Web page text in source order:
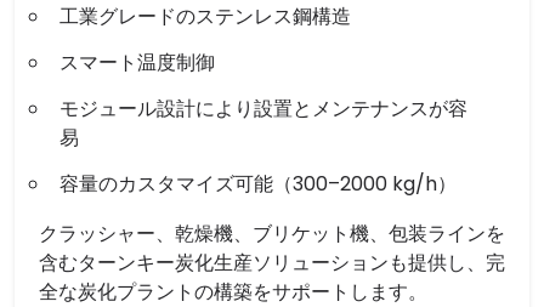
工業グレードのステンレス鋼構造
スマート温度制御
モジュール設計により設置とメンテナンスが容
易
容量のカスタマイズ可能（300–2000 kg/h）
クラッシャー、乾燥機、ブリケット機、包装ラインを
含むターンキー炭化生産ソリューションも提供し、完
全な炭化プラントの構築をサポートします。